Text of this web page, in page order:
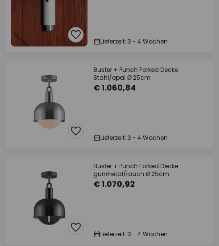
Lieferzeit: 3 - 4 Wochen
Buster + Punch Forked Decke
Stahl/opal Ø 25cm
€ 1.060,84
Lieferzeit: 3 - 4 Wochen
Buster + Punch Forked Decke
gunmetal/rauch Ø 25cm
€ 1.070,92
Lieferzeit: 3 - 4 Wochen